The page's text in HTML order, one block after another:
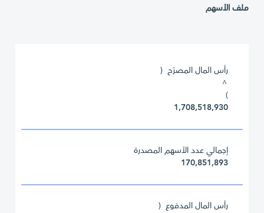
ملف الأسهم
رأس المال المصرّح (
^
)
1,708,518,930
إجمالي عدد الأسهم المصدرة
170,851,893
رأس المال المدفوع (